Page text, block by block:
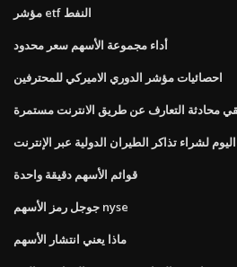
مؤشر etf النفط
أداء مجموعة الأسهم سعر محدود
احصائيات مؤشر الدوري الاميركي للمحترفين
محادثة التعارف عن طريق الانترنت مستمرة
لشراء تذاكر الطيران الدولية عبر الإنترنت
قوائم الأسهم دقيقة واحدة
جوجل رمز الأسهم nyse
ماذا يعني انتشار الأسهم